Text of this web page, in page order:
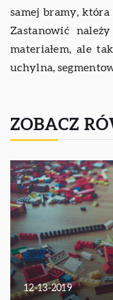
samej bramy,
Zastanowić
materiałem, ale
uchylna,
ZOBACZ
12-13-2019